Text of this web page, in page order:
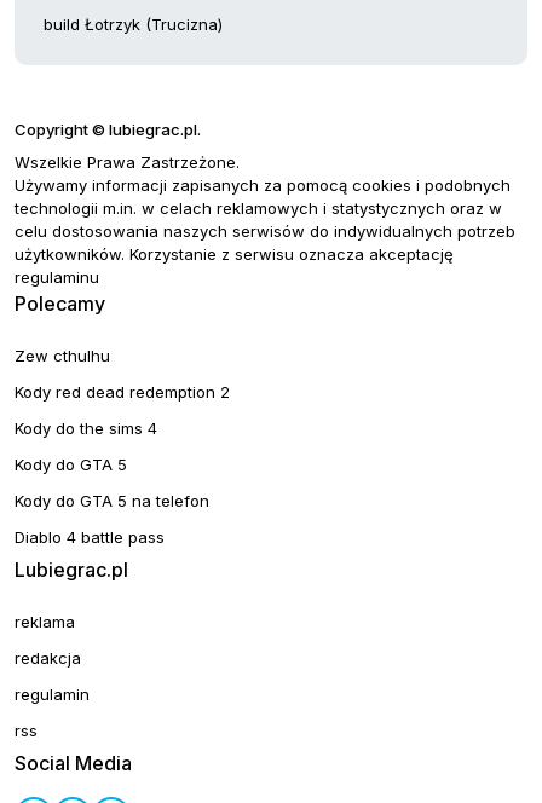
build Łotrzyk (Trucizna)
Copyright © lubiegrac.pl.
Wszelkie Prawa Zastrzeżone.
Używamy informacji zapisanych za pomocą cookies i podobnych
technologii m.in. w celach reklamowych i statystycznych oraz w
celu dostosowania naszych serwisów do indywidualnych potrzeb
użytkowników. Korzystanie z serwisu oznacza akceptację
regulaminu
Polecamy
Zew cthulhu
Kody red dead redemption 2
Kody do the sims 4
Kody do GTA 5
Kody do GTA 5 na telefon
Diablo 4 battle pass
Lubiegrac.pl
reklama
redakcja
regulamin
rss
Social Media